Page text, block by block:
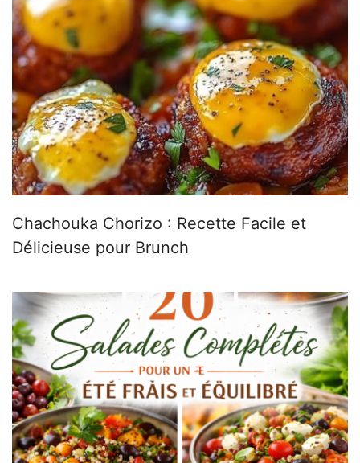
Chachouka Chorizo : Recette Facile et
Délicieuse pour Brunch